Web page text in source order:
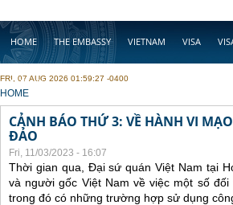
HOME THE EMBASSY VIETNAM VISA
BUSINESS
FRI, 07 AUG 2026 01:59:27 -0400
YOU ARE HERE
HOME
CẢNH BÁO THỨ 3: VỀ HÀNH VI
ĐẢO
Fri, 11/03/2023 - 16:07
Thời gian qua, Đại sứ quán Việt Nam tại
và người gốc Việt Nam về việc một số
trong đó có những trường hợp sử dụng